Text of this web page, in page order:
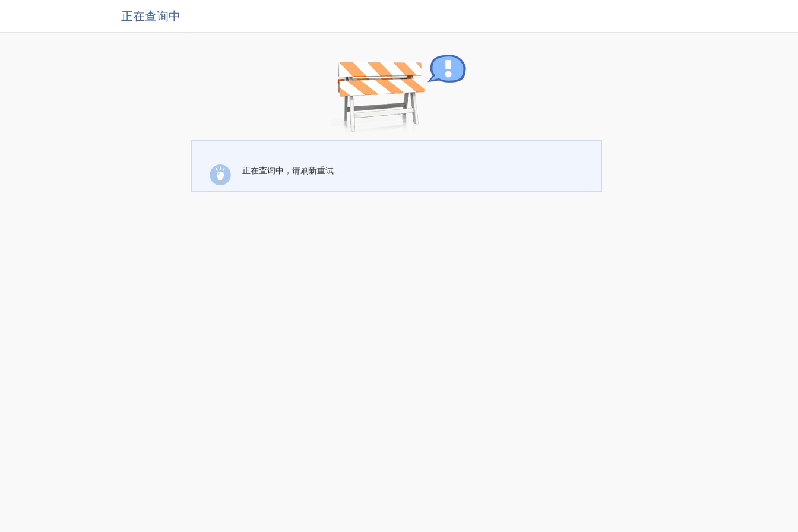
正在查询中
正在查询中，请刷新重试